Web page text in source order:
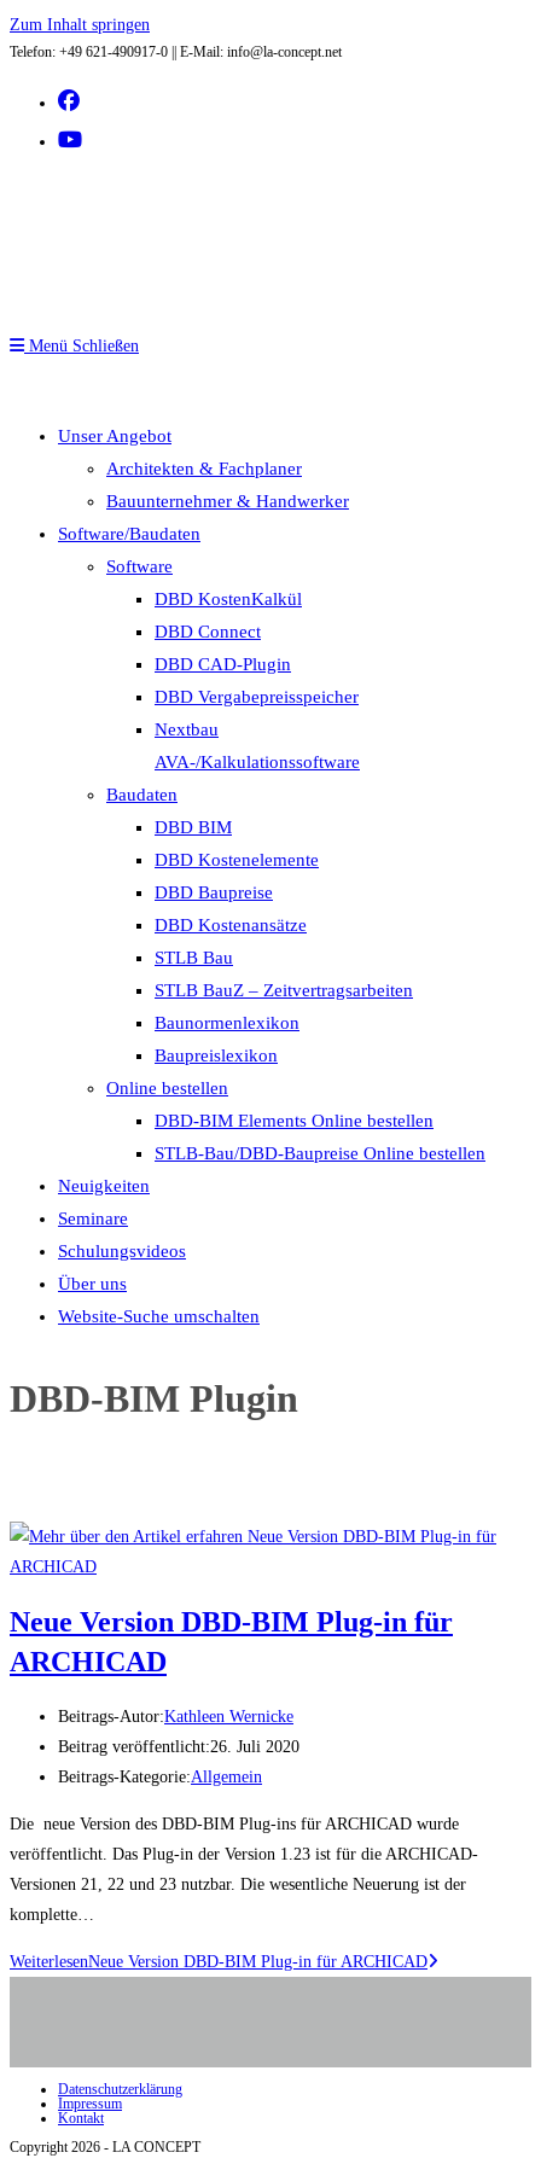
Zum Inhalt springen
Telefon: +49 621-490917-0 || E-Mail: info@la-concept.net
Menü Schließen
Unser Angebot
Architekten & Fachplaner
Bauunternehmer & Handwerker
Software/Baudaten
Software
DBD KostenKalkül
DBD Connect
DBD CAD-Plugin
DBD Vergabepreisspeicher
Nextbau
AVA-/Kalkulationssoftware
Baudaten
DBD BIM
DBD Kostenelemente
DBD Baupreise
DBD Kostenansätze
STLB Bau
STLB BauZ – Zeitvertragsarbeiten
Baunormenlexikon
Baupreislexikon
Online bestellen
DBD-BIM Elements Online bestellen
STLB-Bau/DBD-Baupreise Online bestellen
Neuigkeiten
Seminare
Schulungsvideos
Über uns
Website-Suche umschalten
DBD-BIM Plugin
Neue Version DBD-BIM Plug-in für
ARCHICAD
Beitrags-Autor:Kathleen Wernicke
Beitrag veröffentlicht:26. Juli 2020
Beitrags-Kategorie:Allgemein
Die neue Version des DBD-BIM Plug-ins für ARCHICAD wurde
veröffentlicht. Das Plug-in der Version 1.23 ist für die ARCHICAD-
Versionen 21, 22 und 23 nutzbar. Die wesentliche Neuerung ist der
komplette…
WeiterlesenNeue Version DBD-BIM Plug-in für ARCHICAD
Datenschutzerklärung
Impressum
Kontakt
Copyright 2026 - LA CONCEPT